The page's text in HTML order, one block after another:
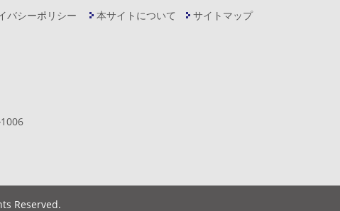
バシーポリシー 本サイトについて サイトマップ
Reserved.